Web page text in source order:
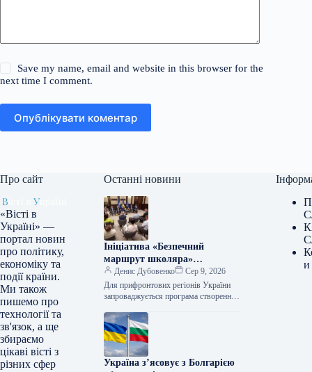
Save my name, email and website in this browser for the
next time I comment.
Опублікувати коментар
Про сайт
«Вісті в
Україні» —
портал новин
про політику,
економіку та
події країни.
Ми також
пишемо про
технології та
зв'язок, а ще
збираємо
цікаві вісті з
різних сфер
Останні новини
Ініціатива «Безпечний
маршрут школяра»
стартувала для громад,
розташованих поблизу лінії
фронту.
Денис Дубовенко
Сер 9, 2026
Для прифронтових регіонів України
запроваджується програма створення
передбачаючи розміщення пересувних
сховищ. Про це поінформував
у Фейсбуці заступник глави…
Україна з’ясовує з Болгарією
и